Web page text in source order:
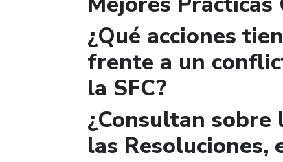
¿Qué acciones
frente a un
la SFC?
¿Consultan
las Resoluciones,